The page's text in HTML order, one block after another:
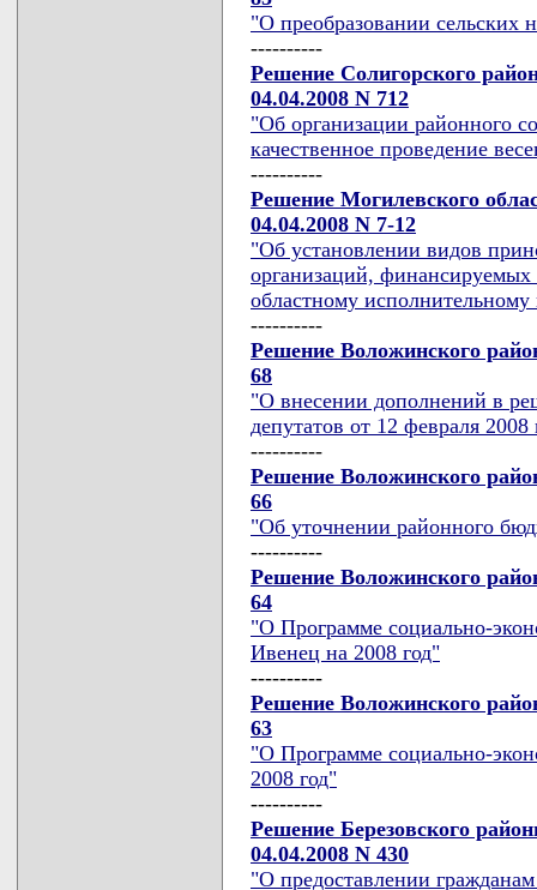
"О преобразовании сельских
----------
Решение Солигорского
04.04.2008 N 712
"Об организации районного
качественное проведение
----------
Решение Могилевского
04.04.2008 N 7-12
"Об установлении видов
организаций,
областному исполнительному
----------
Решение Воложинского
68
"О внесении дополнений в
депутатов от 12 февраля 2008
----------
Решение Воложинского
66
"Об уточнении районного
----------
Решение Воложинского
64
"О Программе социально-
Ивенец на 2008 год"
----------
Решение Воложинского
63
"О Программе социально-
2008 год"
----------
Решение Березовского
04.04.2008 N 430
"О предоставлении